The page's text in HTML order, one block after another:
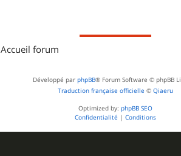
Accueil forum
Développé par phpBB® Forum Software © phpBB
Traduction française officielle © Qiaeru
Optimized by: phpBB SEO
Confidentialité | Conditions